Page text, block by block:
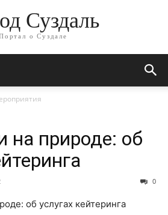
Суздаль
о Суздале
на природе: об
0